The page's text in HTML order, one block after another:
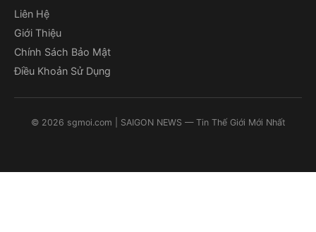
Liên Hệ
Giới Thiệu
Chính Sách Bảo Mật
Điều Khoản Sử Dụng
© 2026 sgmoi.com | SAIGON NEWS — Tin Thế Giới Mới Nhất